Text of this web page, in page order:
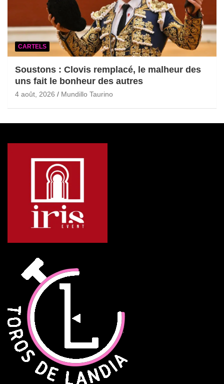
CARTELS
Soustons : Clovis remplacé, le malheur des
uns fait le bonheur des autres
4 août, 2026 Mundillo Taurino